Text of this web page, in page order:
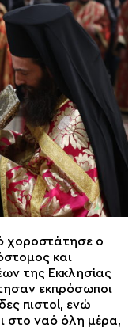
χοροστάτησε ο
και
της Εκκλησίας
εκπρόσωποι
πιστοί, ενώ
στο ναό όλη μέρα,